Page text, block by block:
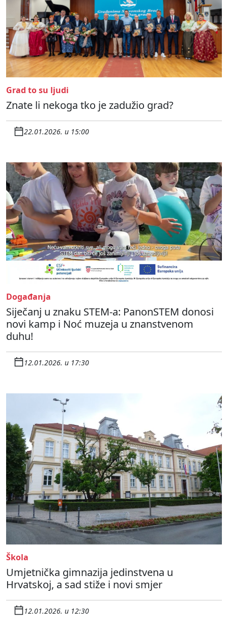
Grad to su ljudi
Znate li nekoga tko je zadužio grad?
22.01.2026. u 15:00
Događanja
Siječanj u znaku STEM-a: PanonSTEM donosi
novi kamp i Noć muzeja u znanstvenom
duhu!
12.01.2026. u 17:30
Škola
Umjetnička gimnazija jedinstvena u
Hrvatskoj, a sad stiže i novi smjer
12.01.2026. u 12:30